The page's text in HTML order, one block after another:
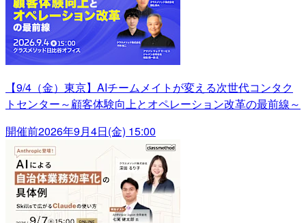
【9/4（金）東京】AIチームメイトが変える次世代コンタク
トセンター～顧客体験向上とオペレーション改革の最前線～
開催前2026年9月4日(金) 15:00